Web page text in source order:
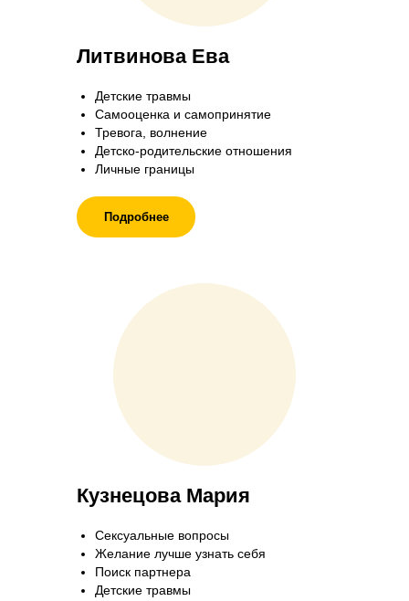
Литвинова Ева
Детские травмы
Самооценка и самопринятие
Тревога, волнение
Детско-родительские отношения
Личные границы
Подробнее
Кузнецова Мария
Сексуальные вопросы
Желание лучше узнать себя
Поиск партнера
Детские травмы